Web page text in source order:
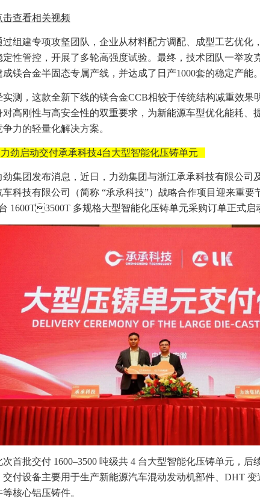
击查看相关视频
过组建专项攻坚团队，企业从材料配方调配、成型工艺优化
定性管控，开展了多轮高强度试验。最终，技术团队一举攻
成镁合金半固态专属产线，并达成了日产1000套的稳定产能。
实测，这款全新下线的镁合金CCB相较于传统结构减重效果
对高刚性与高安全性的双重要求，为新能源车型优化能耗、
力的轻量化解决方案。
力劲启动交付承承科技4台大型智能化压铸单元
劲集团发布消息，近日，力劲集团与浙江承承科技有限公司
车科技有限公司（简称 “承承科技”）战略合作项目迎来重要
1600T3500T 多规格大型智能化压铸单元采购订单正式启
次首批交付 1600–3500 吨级共 4 台大型智能化压铸单元，后
交付设备主要用于生产新能源汽车混动发动机部件、DHT
核心铝压铸件。